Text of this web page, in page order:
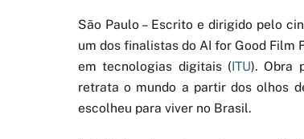
São Paulo – Escrito e dirigido pelo
um dos finalistas do AI for Good Film
em tecnologias digitais (ITU). Obra
retrata o mundo a partir dos olhos
escolheu para viver no Brasil.